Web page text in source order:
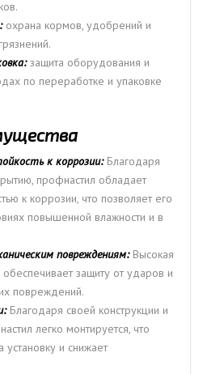
охрана кормов, удобрений и
защита оборудования и
по переработке и упаковке
к коррозии: Благодаря
профнастил обладает
к коррозии, что позволяет его
повышенной влажности и в
повреждениям:Высокая
защиту от ударов и
повреждений.
Благодаря своей конструкции и
легко монтируется, что
и снижает